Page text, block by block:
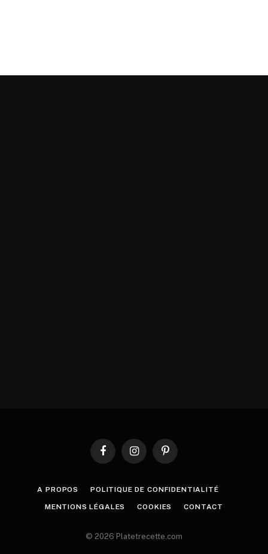
FacebookInstagramPinterest
A PROPOS POLITIQUE DE CONFIDENTIALITÉ
MENTIONS LÉGALES COOKIES CONTACT
© 2026 Platetrecette.com